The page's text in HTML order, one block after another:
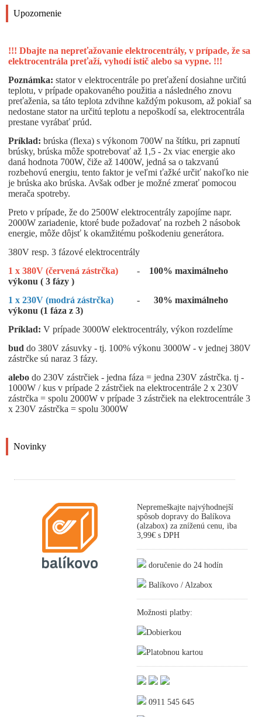
Upozornenie
!!! Dbajte na nepreťažovanie elektrocentrály, v prípade, že sa
elektrocentrála preťaží, vyhodí istič alebo sa vypne. !!!
Poznámka: stator v elektrocentrále po preťažení dosiahne určitú
teplotu, v prípade opakovaného použitia a následného znovu
preťaženia, sa táto teplota zdvihne každým pokusom, až pokiaľ sa
nedostane stator na určitú teplotu a nepoškodí sa, elektrocentrála
prestane vyrábať prúd.
Príklad: brúska (flexa) s výkonom 700W na štítku, pri zapnutí
brúsky, brúska môže spotrebovať až 1,5 - 2x viac energie ako
daná hodnota 700W, čiže až 1400W, jedná sa o takzvanú
rozbehovú energiu, tento faktor je veľmi ťažké určiť nakoľko nie
je brúska ako brúska. Avšak odber je možné zmerať pomocou
merača spotreby.
Preto v prípade, že do 2500W elektrocentrály zapojíme napr.
2000W zariadenie, ktoré bude požadovať na rozbeh 2 násobok
energie, môže dôjsť k okamžitému poškodeniu generátora.
380V resp. 3 fázové elektrocentrály
1 x 380V (červená zástrčka)
- 100% maximálneho
výkonu ( 3 fázy )
1 x 230V (modrá zástrčka) - 30% maximálneho
výkonu (1 fáza z 3)
Príklad: V prípade 3000W elektrocentrály, výkon rozdelíme
bud do 380V zásuvky - tj. 100% výkonu 3000W - v jednej 380V
zástrčke sú naraz 3 fázy.
alebo do 230V zástrčiek - jedna fáza = jedna 230V zástrčka. tj -
1000W / kus v prípade 2 zástrčiek na elektrocentrále 2 x 230V
zástrčka = spolu 2000W v prípade 3 zástrčiek na elektrocentrále 3
x 230V zástrčka = spolu 3000W
Novinky
Nepremeškajte najvýhodnejší
spôsob dopravy do Balíkova
(alzabox) za zníženú cenu, iba
3,99€ s DPH
doručenie do 24 hodín
Balíkovo / Alzabox
Možnosti platby:
Dobierkou
Platobnou kartou
0911 545 645